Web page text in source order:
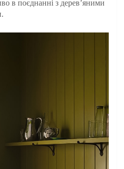
в поєднанні з дерев’яними